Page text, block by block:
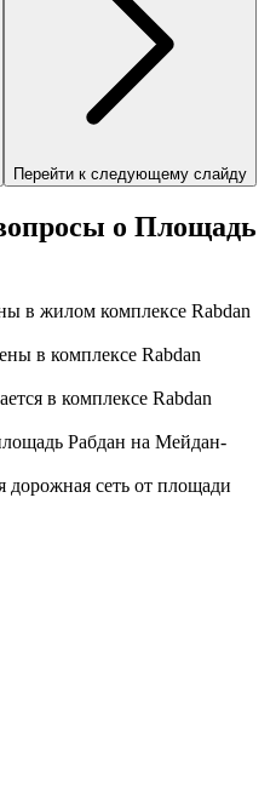
Перейти к следующему слайду
о Площадь
в жилом комплексе Rabdan
в комплексе Rabdan
в комплексе Rabdan
Рабдан на Мейдан-
дорожная сеть от площади